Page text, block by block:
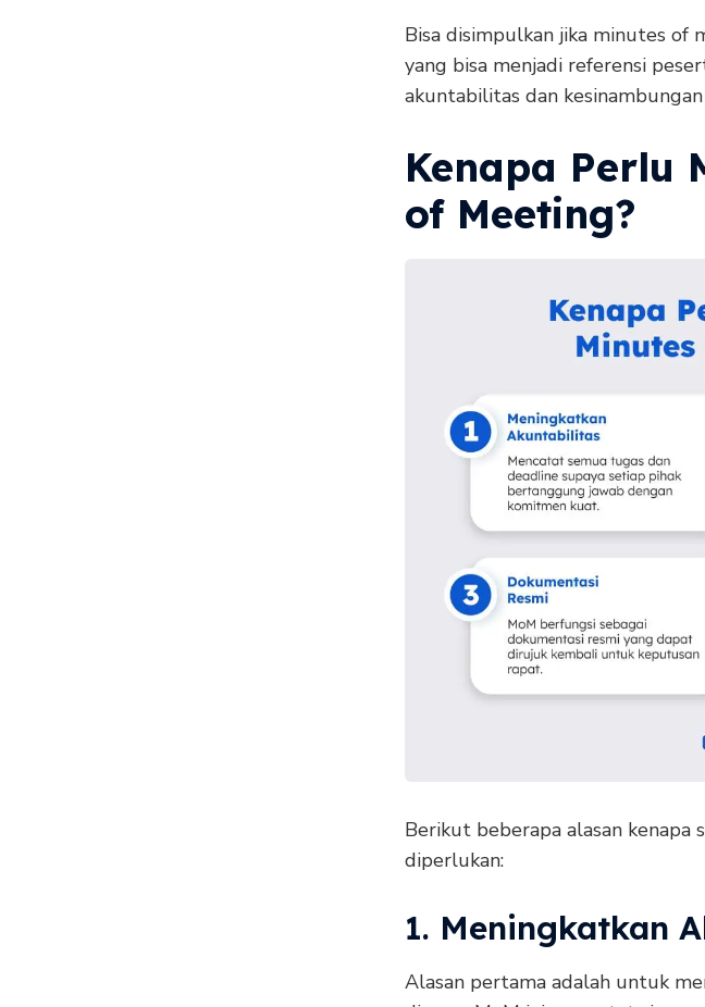
Bisa disimpulkan jika minutes of
yang bisa menjadi referensi
akuntabilitas dan
Kenapa Perlu
of Meeting?
Berikut beberapa alasan
diperlukan:
1. Meningkatkan
Alasan pertama adalah untuk